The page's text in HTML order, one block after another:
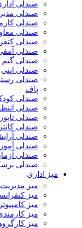
صندلی
صندلی
صندلی
صندلی
صندلی
صندلی آمفی
صندلی گیم
صندلی اپنی
صندلی
پاف
صندلی
صندلی
صندلی
صندلی کانتر
صندلی
صندلی
صندلی
صندلی
میز اداری
میز مدیریت
میز
میز کامپیوتر
میز
میز